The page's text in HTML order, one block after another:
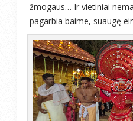
žmogaus… Ir vietiniai
pagarbia baime, suaugę